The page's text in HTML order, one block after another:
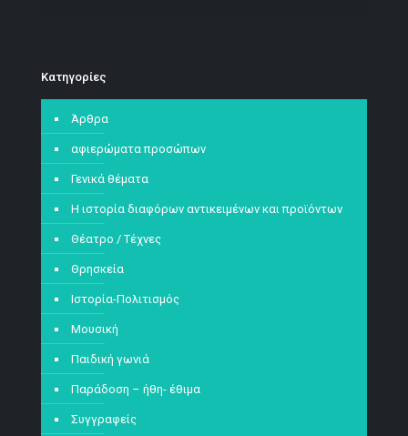
Kατηγορίες
Άρθρα
αφιερώματα προσώπων
Γενικά θέματα
Η ιστορία διαφόρων αντικειμένων και προϊόντων
Θέατρο / Τέχνες
Θρησκεία
Ιστορία-Πολιτισμός
Μουσική
Παιδική γωνιά
Παράδοση – ήθη- έθιμα
Συγγραφείς